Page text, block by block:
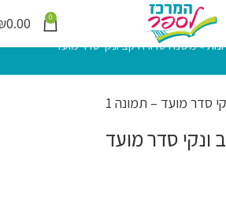
0
0.00
»משנה סדורה קב ונקי סדר מועד
סדר מועד